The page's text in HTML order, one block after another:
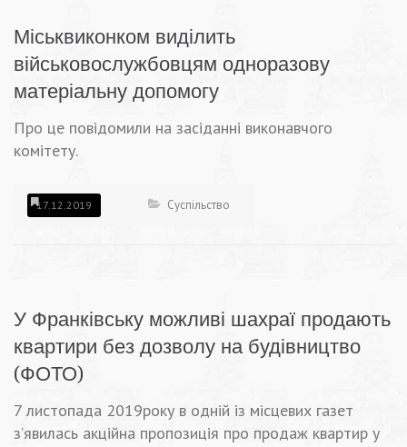
Міськвиконком виділить
військовослужбовцям одноразову
матеріальну допомогу
Про це повідомили на засіданні виконавчого
комітету.
17.12.2019 Суспільство
У Франківську можливі шахраї продають
квартири без дозволу на будівництво
(ФОТО)
7 листопада 2019року в одній із місцевих газет
з’явилась акційна пропозиція про продаж квартир у